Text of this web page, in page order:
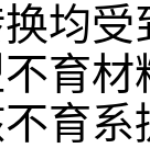
均
育
育